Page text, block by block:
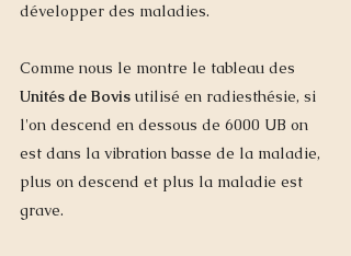
développer des maladies.
Comme nous le montre le tableau des
Unités de Bovis utilisé en radiesthésie, si
l'on descend en dessous de 6000 UB on
est dans la vibration basse de la maladie,
plus on descend et plus la maladie est
grave.